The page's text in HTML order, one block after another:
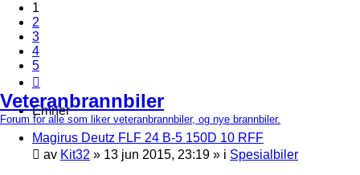
Veteranbrannbiler
Forum for alle som liker veteranbrannbiler, og nye brannbiler.
1
2
3
4
5
Emner
Magirus Deutz FLF 24 B-5 150D 10 RFF
av Kit32 » 13 jun 2015, 23:19 » i Spesialbiler